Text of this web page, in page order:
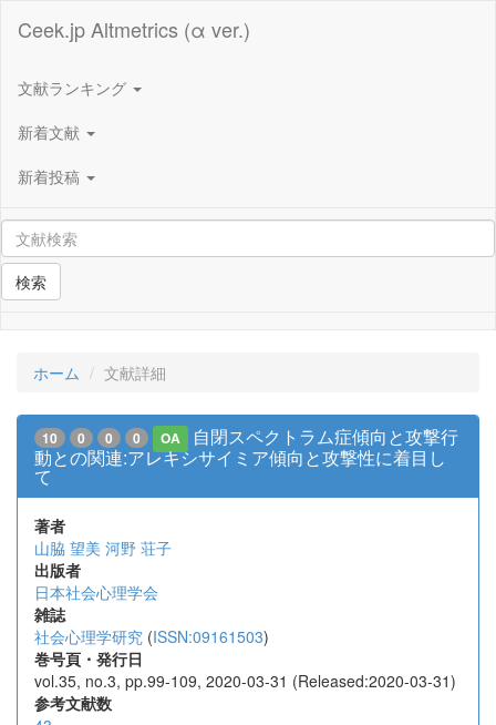
Ceek.jp Altmetrics (α ver.)
文献ランキング
新着文献
新着投稿
検索
ホーム 文献詳細
10 0 0 0 OA
自閉スペクトラム症傾向と攻撃行
動との関連:アレキシサイミア傾向と攻撃性に着目し
て
著者
山脇 望美 河野 荘子
出版者
日本社会心理学会
雑誌
社会心理学研究 (ISSN:09161503)
巻号頁・発行日
vol.35, no.3, pp.99-109, 2020-03-31 (Released:2020-03-31)
参考文献数